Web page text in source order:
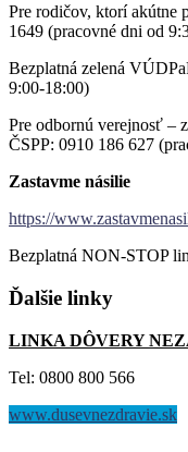
Pre rodičov, ktorí akútne
1649 (pracovné dni od
Bezplatná zelená
9:00-18:00)
Pre odbornú verejnosť –
ČSPP: 0910 186 627
Zastavme násilie
https://
Bezplatná NON-STOP
Ďalšie linky
LINKA DÔVERY
Tel: 0800 800 566
www.dusevnezdravie.sk